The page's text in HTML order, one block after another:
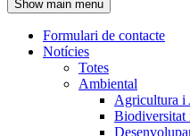
l'encapçalament
Show main menu
Navegació
principal
Formulari de contacte
Notícies
Totes
Ambiental
Agricultura i
Biodiversitat